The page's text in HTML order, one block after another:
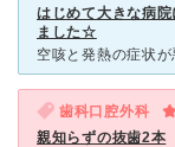
はじめて大きな病
ました☆
歯科口腔外科
親知らずの抜歯2本